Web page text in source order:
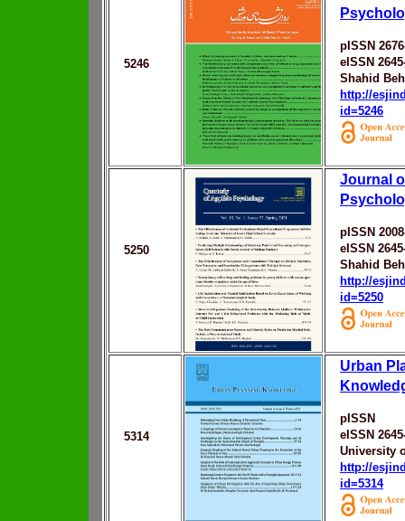
5246
pISSN
eISSN
Shahid
http://
id=5246
5250
Journal
pISSN
eISSN
Shahid
http://
id=5250
5314
Urban
pISSN
eISSN
University
http://
id=5314